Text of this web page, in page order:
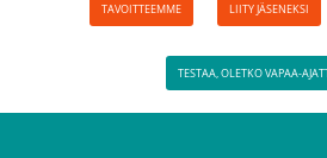
TAVOITTEEMME LIITY JÄSENEKSI
TESTAA, OLETKO VAPAA-